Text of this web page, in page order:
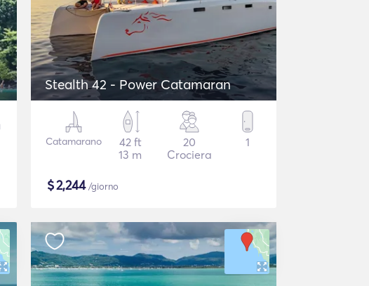
Stealth 42 - Power Catamaran
Catamarano
42 ft
13 m
20
Crociera
1
$2,244/giorno